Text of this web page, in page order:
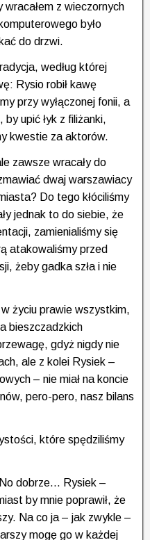
z wieczornych
było
do drzwi.
według której
Rysio robił kawę
przy wyłączonej fonii, a
upić łyk z filiżanki,
kwestie za aktorów.
zawsze wracały do
dwaj warszawiacy
Do tego kłóciliśmy
jednak to do siebie, że
zamienialiśmy się
atakowaliśmy przed
żeby gadka szła i nie
w życiu prawie wszystkim,
bieszczadzkich
gdyż nigdy nie
ale z kolei Rysiek –
– nie miał na koncie
pero-pero, nasz bilans
które spędziliśmy
dobrze… Rysiek –
by mnie poprawił, że
Na co ja – jak zwykle –
mogę go w każdej